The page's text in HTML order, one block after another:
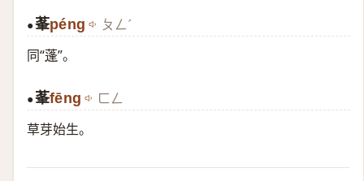
●莑péng ㄆㄥˊ
同“蓬”。
●莑fēng ㄈㄥ
草芽始生。